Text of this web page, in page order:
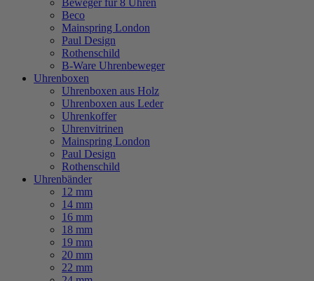
Beweger für 8 Uhren
Beco
Mainspring London
Paul Design
Rothenschild
B-Ware Uhrenbeweger
Uhrenboxen
Uhrenboxen aus Holz
Uhrenboxen aus Leder
Uhrenkoffer
Uhrenvitrinen
Mainspring London
Paul Design
Rothenschild
Uhrenbänder
12 mm
14 mm
16 mm
18 mm
19 mm
20 mm
22 mm